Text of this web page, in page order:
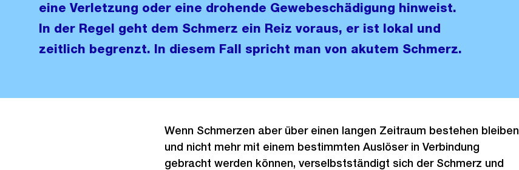
eine Verletzung oder eine drohende Gewebeschädigung hinweist.
In der Regel geht dem Schmerz ein Reiz voraus, er ist lokal und
zeitlich begrenzt. In diesem Fall spricht man von akutem Schmerz.
Wenn Schmerzen aber über einen langen Zeitraum bestehen bleiben
und nicht mehr mit einem bestimmten Auslöser in Verbindung
gebracht werden können, verselbstständigt sich der Schmerz und